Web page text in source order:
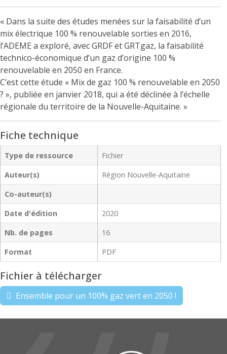
« Dans la suite des études menées sur la faisabilité d’un
mix électrique 100 % renouvelable sorties en 2016,
l‘ADEME a exploré, avec GRDF et GRTgaz, la faisabilité
technico-économique d’un gaz d’origine 100 %
renouvelable en 2050 en France.
C’est cette étude « Mix de gaz 100 % renouvelable en 2050
? », publiée en janvier 2018, qui a été déclinée à l’échelle
régionale du territoire de la Nouvelle-Aquitaine. »
Fiche technique
Type de ressource
Fichier
Auteur(s)
Région Nouvelle-Aquitaine
Co-auteur(s)
Date d'édition
2020
Nb. de pages
16
Format
PDF
Fichier à télécharger
Ensemble pour un 100% gaz vert en 2050 !